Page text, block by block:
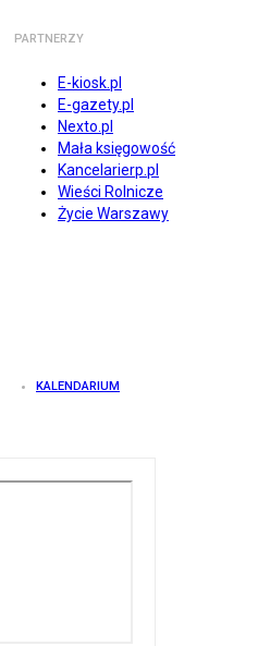
PARTNERZY
E-kiosk.pl
E-gazety.pl
Nexto.pl
Mała księgowość
Kancelarierp.pl
Wieści Rolnicze
Życie Warszawy
KALENDARIUM